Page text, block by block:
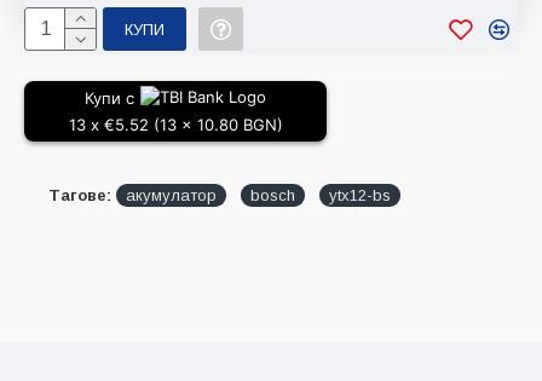
КУПИ
Купи с
13 x €5.52 (13 x 10.80 BGN)
Тагове: акумулатор bosch ytx12-bs